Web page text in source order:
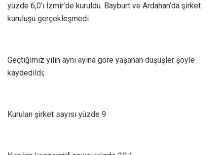
yüzde 6,0’ı İzmir’de kuruldu. Bayburt ve Ardahan’da şirket
kuruluşu gerçekleşmedi.
Geçtiğimiz yılın aynı ayına göre yaşanan düşüşler şöyle
kaydedildi;
Kurulan şirket sayısı yüzde 9